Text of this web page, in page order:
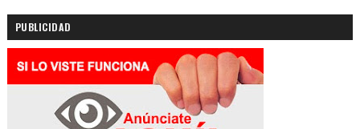
PUBLICIDAD